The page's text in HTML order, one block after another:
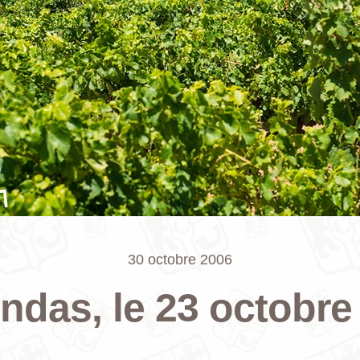
30 octobre 2006
le 23 octobre